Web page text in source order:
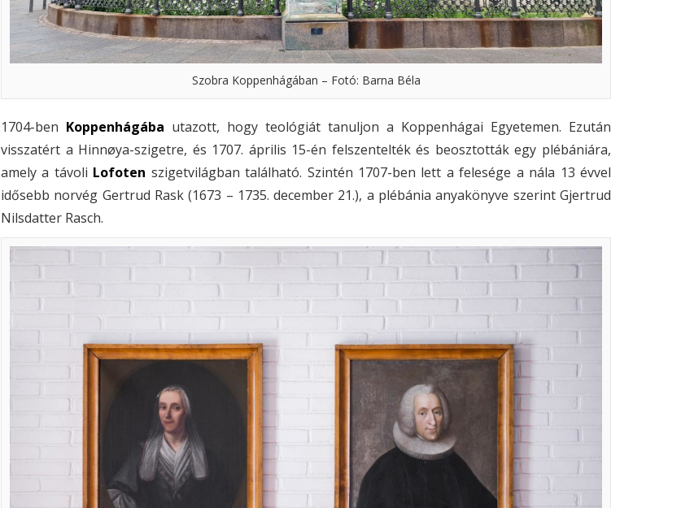
Szobra Koppenhágában – Fotó: Barna Béla
1704-ben Koppenhágába utazott, hogy teológiát tanuljon a Koppenhágai Egyetemen. Ezután
visszatért a Hinnøya-szigetre, és 1707. április 15-én felszentelték és beosztották egy plébániára,
amely a távoli Lofoten szigetvilágban található. Szintén 1707-ben lett a felesége a nála 13 évvel
idősebb norvég Gertrud Rask (1673 – 1735. december 21.), a plébánia anyakönyve szerint Gjertrud
Nilsdatter Rasch.